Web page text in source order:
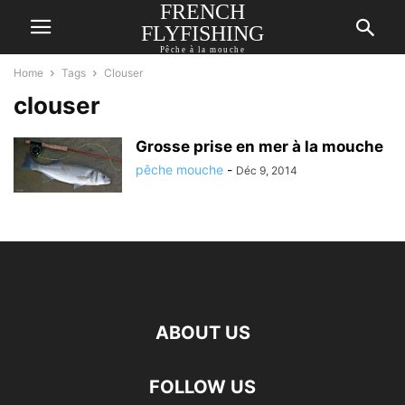
FRENCH
FLYFISHING
Pêche à la mouche
Home Tags Clouser
clouser
Grosse prise en mer à la mouche
pêche mouche - Déc 9, 2014
ABOUT US
FOLLOW US